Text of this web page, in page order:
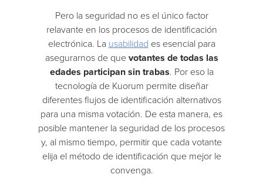
Pero la seguridad no es el único factor
relavante en los procesos de identificación
electrónica. La usabilidad es esencial para
asegurarnos de quevotantes de todas las
edades participan sin trabas. Por eso la
tecnología de Kuorum permite diseñar
diferentes flujos de identificación alternativos
para una misma votación. De esta manera, es
posible mantener la seguridad de los procesos
y, al mismo tiempo, permitir que cada votante
elija el método de identificación que mejor le
convenga.